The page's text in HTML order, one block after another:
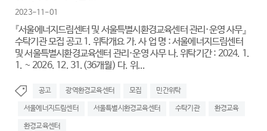
2023-11-01
『서울에너지드림센터 및 서울특별시환경교육센터 관리·운영 사무』
수탁기관 모집 공고 1. 위탁개요 가. 사 업 명 : 서울에너지드림센터
및 서울특별시환경교육센터 관리·운영 사무 나. 위탁기간 : 2024. 1.
1. ~ 2026. 12. 31.(36개월) 다. 위...
공고 광역환경교육센터 모집 민간위탁
서울에너지드림센터 서울특별시환경교육센터 수탁기관 환경교육
환경교육센터